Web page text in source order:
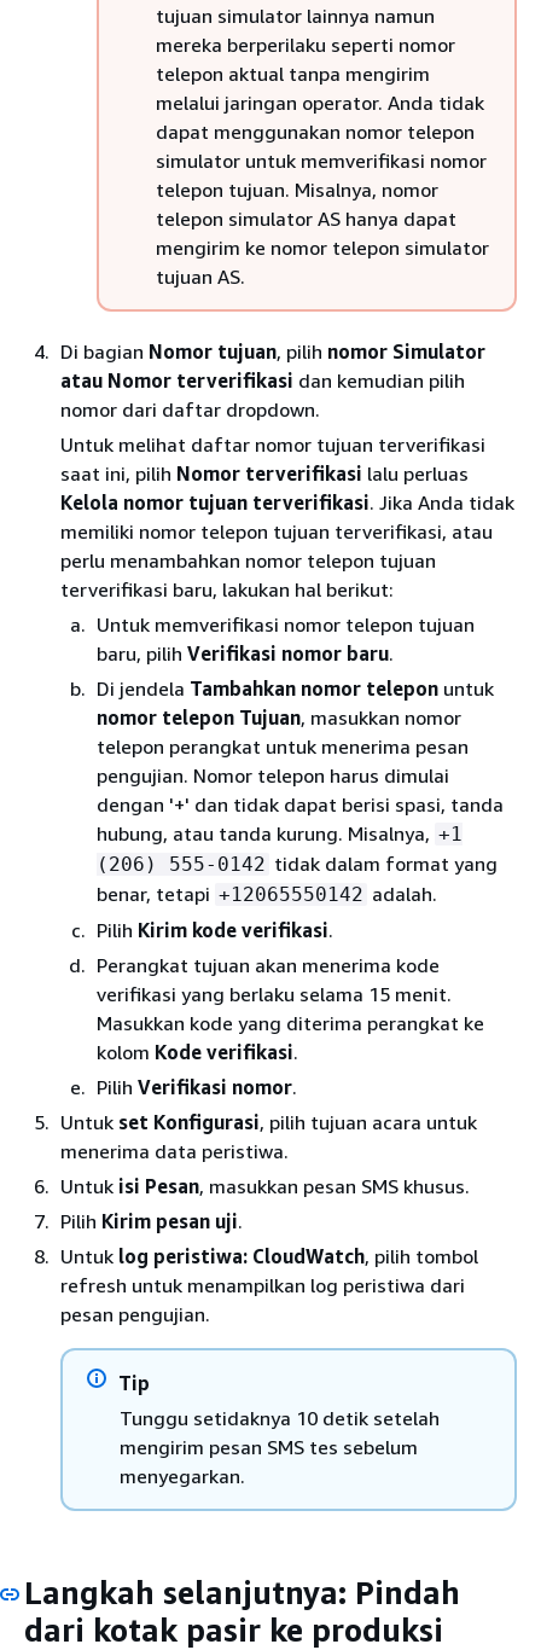
tujuan simulator lainnya namun
mereka berperilaku seperti nomor
telepon aktual tanpa mengirim
melalui jaringan operator. Anda tidak
dapat menggunakan nomor telepon
simulator untuk memverifikasi nomor
telepon tujuan. Misalnya, nomor
telepon simulator AS hanya dapat
mengirim ke nomor telepon simulator
tujuan AS.
Di bagian Nomor tujuan, pilih nomor Simulator
atau Nomor terverifikasi dan kemudian pilih
nomor dari daftar dropdown.
Untuk melihat daftar nomor tujuan terverifikasi
saat ini, pilih Nomor terverifikasi lalu perluas
Kelola nomor tujuan terverifikasi. Jika Anda tidak
memiliki nomor telepon tujuan terverifikasi, atau
perlu menambahkan nomor telepon tujuan
terverifikasi baru, lakukan hal berikut:
Untuk memverifikasi nomor telepon tujuan
baru, pilih Verifikasi nomor baru.
Di jendela Tambahkan nomor telepon untuk
nomor telepon Tujuan, masukkan nomor
telepon perangkat untuk menerima pesan
pengujian. Nomor telepon harus dimulai
dengan '+' dan tidak dapat berisi spasi, tanda
hubung, atau tanda kurung. Misalnya, +1
(206) 555-0142 tidak dalam format yang
benar, tetapi +12065550142 adalah.
Pilih Kirim kode verifikasi.
Perangkat tujuan akan menerima kode
verifikasi yang berlaku selama 15 menit.
Masukkan kode yang diterima perangkat ke
kolom Kode verifikasi.
Pilih Verifikasi nomor.
Untuk set Konfigurasi, pilih tujuan acara untuk
menerima data peristiwa.
Untuk isi Pesan, masukkan pesan SMS khusus.
Pilih Kirim pesan uji.
Untuk log peristiwa: CloudWatch, pilih tombol
refresh untuk menampilkan log peristiwa dari
pesan pengujian.
Tip
Tunggu setidaknya 10 detik setelah
mengirim pesan SMS tes sebelum
menyegarkan.
Langkah selanjutnya: Pindah
dari kotak pasir ke produksi